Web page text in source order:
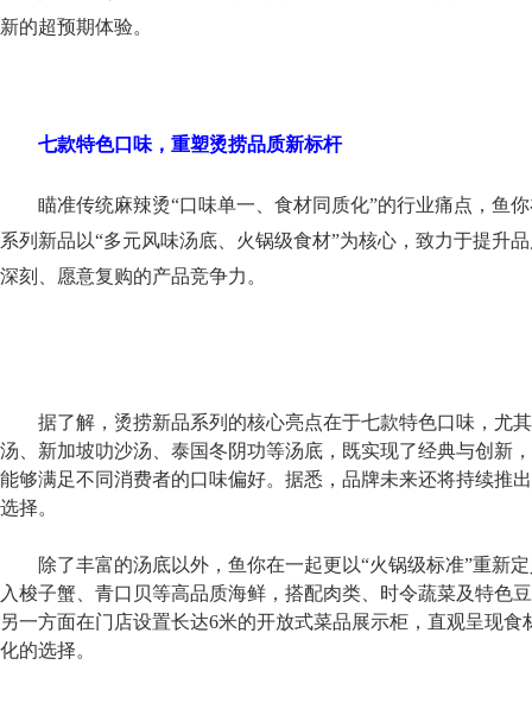
新的超预期体验。
七款特色口味 ，重塑烫捞品质新标杆
瞄准传统麻辣烫“口味单一、食材同质化”的行业痛点，鱼
系列新品以“多元风味汤底、火锅级食材”为核心，致力于提升
深刻、愿意复购的产品竞争力。
据了解，烫捞新品系列的核心亮点在于七款特色口味 ， 尤
汤 、新加坡叻沙汤 、泰国冬阴功等汤底，既实现了经典与创新
能够满足不同消费者的口味偏好。 据悉 ，品牌未来还将持续推
选择。
除了丰富的汤底以外，鱼你在一起更 以“火锅级标准”重新
入梭子蟹、青口贝等高品质海鲜，搭配肉类、时令蔬菜及特色
另一方面在门店设置长达6米的开放式菜品展示柜，直观呈现
化的选择。